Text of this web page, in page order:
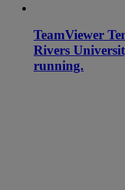
TeamViewer
Rivers
running.